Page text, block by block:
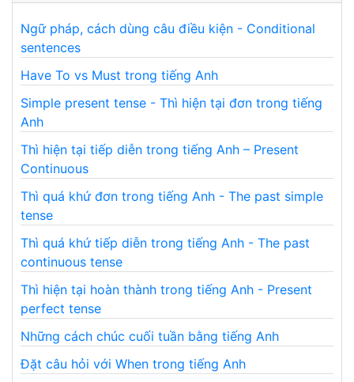
Ngữ pháp, cách dùng câu điều kiện - Conditional
sentences
Have To vs Must trong tiếng Anh
Simple present tense - Thì hiện tại đơn trong tiếng
Anh
Thì hiện tại tiếp diễn trong tiếng Anh – Present
Continuous
Thì quá khứ đơn trong tiếng Anh - The past simple
tense
Thì quá khứ tiếp diễn trong tiếng Anh - The past
continuous tense
Thì hiện tại hoàn thành trong tiếng Anh - Present
perfect tense
Những cách chúc cuối tuần bằng tiếng Anh
Đặt câu hỏi với When trong tiếng Anh